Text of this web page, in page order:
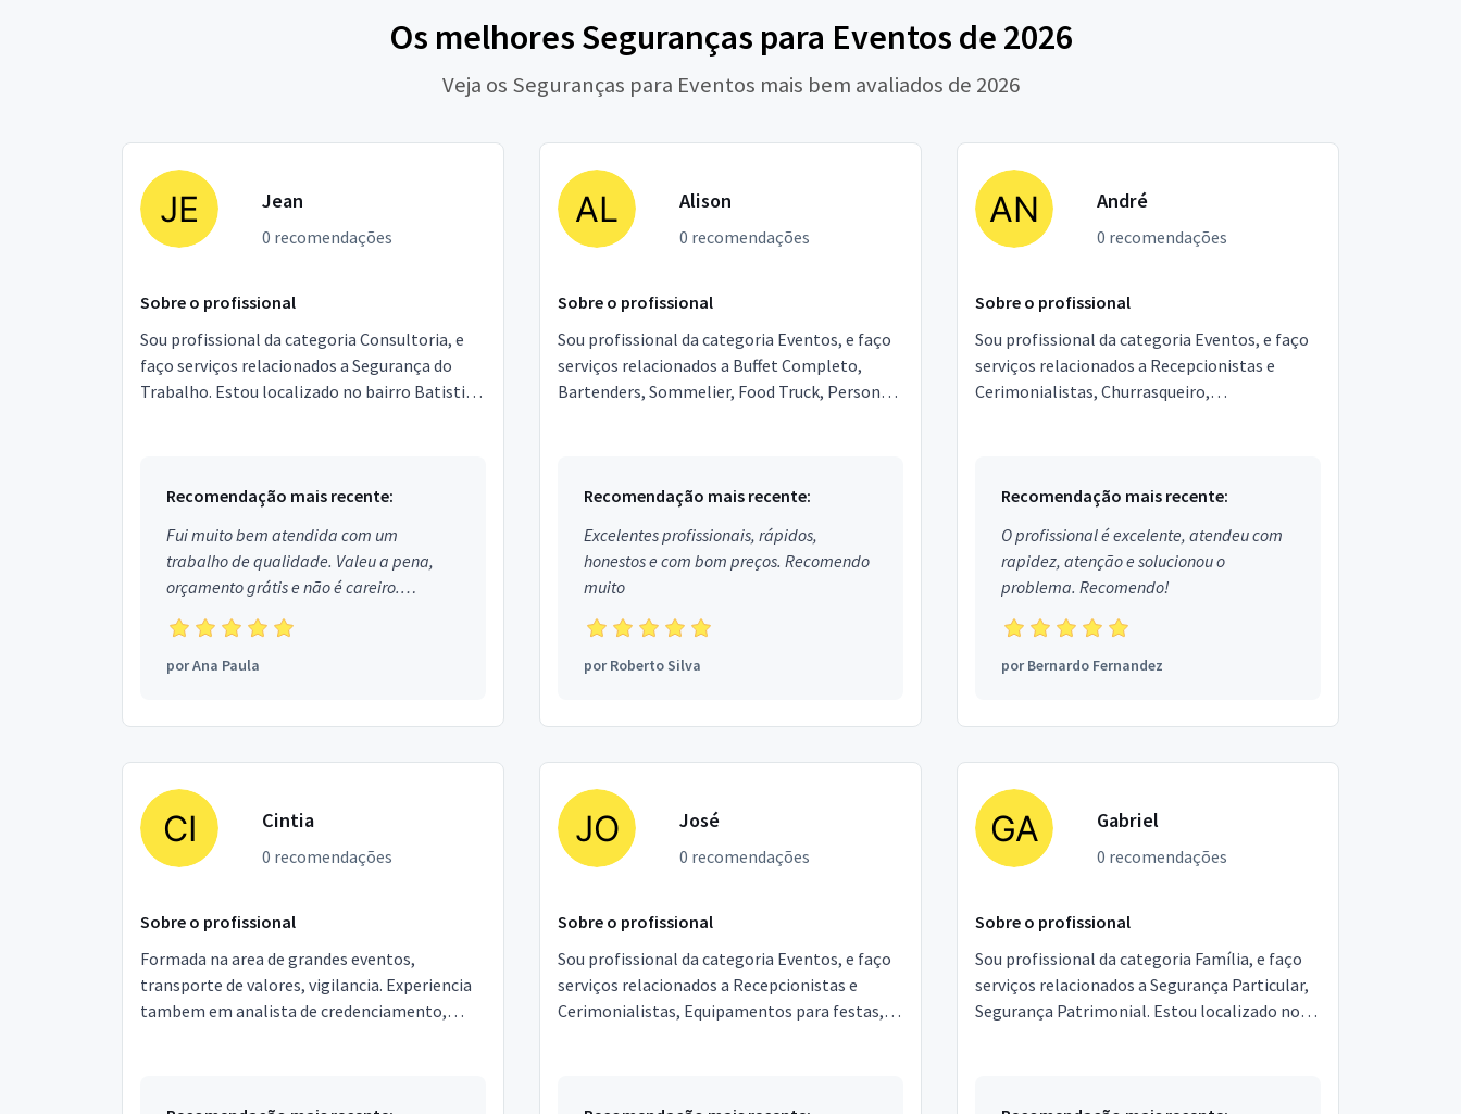
Os melhores Seguranças para Eventos de 2026
Veja os Seguranças para Eventos mais bem avaliados de 2026
Jean
0 recomendações
Sobre o profissional
Sou profissional da categoria Consultoria, e
faço serviços relacionados a Segurança do
Trabalho. Estou localizado no bairro Batistini
Recomendação mais recente:
Fui muito bem atendida com um
trabalho de qualidade. Valeu a pena,
orçamento grátis e não é careiro.
Obrigada!
porAna Paula
Alison
0 recomendações
Sobre o profissional
Sou profissional da categoria Eventos, e faço
serviços relacionados a Buffet Completo,
Bartenders, Sommelier, Food Truck, Personal
Recomendação mais recente:
Excelentes profissionais, rápidos,
honestos e com bom preços. Recomendo
muito
porRoberto Silva
André
0 recomendações
Sobre o profissional
Sou profissional da categoria Eventos, e faço
serviços relacionados a Recepcionistas e
Cerimonialistas, Churrasqueiro,
Recomendação mais recente:
O profissional é excelente, atendeu com
rapidez, atenção e solucionou o
problema. Recomendo!
porBernardo Fernandez
Cintia
0 recomendações
Sobre o profissional
Formada na area de grandes eventos,
transporte de valores, vigilancia. Experiencia
tambem em analista de credenciamento,
José
0 recomendações
Sobre o profissional
Sou profissional da categoria Eventos, e faço
serviços relacionados a Recepcionistas e
Cerimonialistas, Equipamentos para festas,
Gabriel
0 recomendações
Sobre o profissional
Sou profissional da categoria Família, e faço
serviços relacionados a Segurança Particular,
Segurança Patrimonial. Estou localizado no